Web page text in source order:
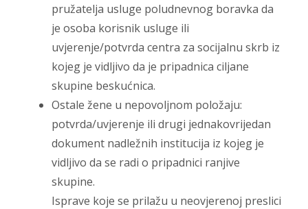
pružatelja usluge poludnevnog boravka da
je osoba korisnik usluge ili
uvjerenje/potvrda centra za socijalnu skrb iz
kojeg je vidljivo da je pripadnica ciljane
skupine beskućnica.
Ostale žene u nepovoljnom položaju:
potvrda/uvjerenje ili drugi jednakovrijedan
dokument nadležnih institucija iz kojeg je
vidljivo da se radi o pripadnici ranjive
skupine.
Isprave koje se prilažu u neovjerenoj preslici